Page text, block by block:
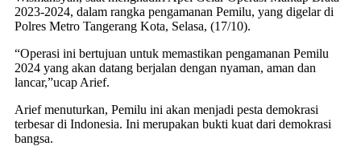
2023-2024, dalam rangka pengamanan Pemilu, yang digelar di
Polres Metro Tangerang Kota, Selasa, (17/10).
“Operasi ini bertujuan untuk memastikan pengamanan Pemilu
2024 yang akan datang berjalan dengan nyaman, aman dan
lancar,”ucap Arief.
Arief menuturkan, Pemilu ini akan menjadi pesta demokrasi
terbesar di Indonesia. Ini merupakan bukti kuat dari demokrasi
bangsa.